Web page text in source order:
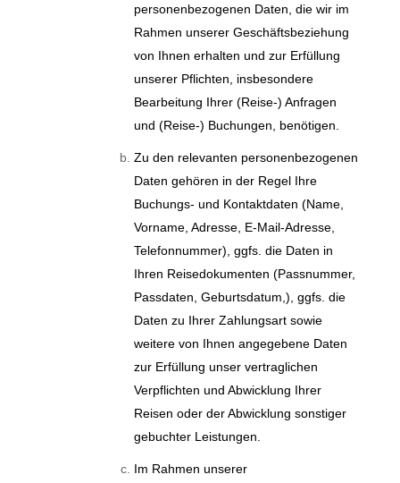
personenbezogenen Daten, die wir im
Rahmen unserer Geschäftsbeziehung
von Ihnen erhalten und zur Erfüllung
unserer Pflichten, insbesondere
Bearbeitung Ihrer (Reise-) Anfragen
und (Reise-) Buchungen, benötigen.
Zu den relevanten personenbezogenen
Daten gehören in der Regel Ihre
Buchungs- und Kontaktdaten (Name,
Vorname, Adresse, E-Mail-Adresse,
Telefonnummer), ggfs. die Daten in
Ihren Reisedokumenten (Passnummer,
Passdaten, Geburtsdatum,), ggfs. die
Daten zu Ihrer Zahlungsart sowie
weitere von Ihnen angegebene Daten
zur Erfüllung unser vertraglichen
Verpflichten und Abwicklung Ihrer
Reisen oder der Abwicklung sonstiger
gebuchter Leistungen.
Im Rahmen unserer